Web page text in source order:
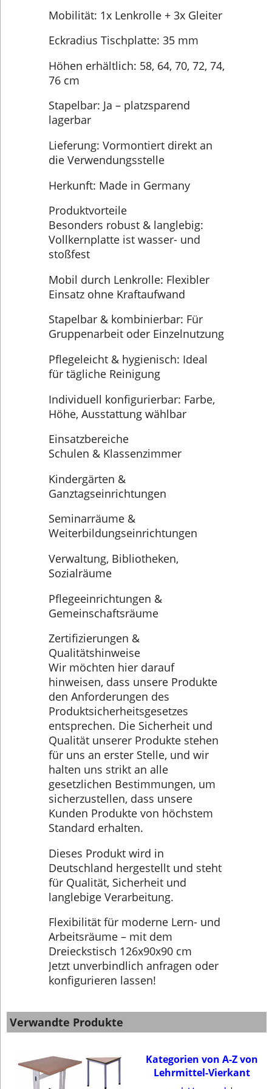
Mobilität: 1x Lenkrolle + 3x Gleiter
Eckradius Tischplatte: 35 mm
Höhen erhältlich: 58, 64, 70, 72, 74,
76 cm
Stapelbar: Ja – platzsparend
lagerbar
Lieferung: Vormontiert direkt an
die Verwendungsstelle
Herkunft: Made in Germany
Produktvorteile
Besonders robust & langlebig:
Vollkernplatte ist wasser- und
stoßfest
Mobil durch Lenkrolle: Flexibler
Einsatz ohne Kraftaufwand
Stapelbar & kombinierbar: Für
Gruppenarbeit oder Einzelnutzung
Pflegeleicht & hygienisch: Ideal
für tägliche Reinigung
Individuell konfigurierbar: Farbe,
Höhe, Ausstattung wählbar
Einsatzbereiche
Schulen & Klassenzimmer
Kindergärten &
Ganztagseinrichtungen
Seminarräume &
Weiterbildungseinrichtungen
Verwaltung, Bibliotheken,
Sozialräume
Pflegeeinrichtungen &
Gemeinschaftsräume
Zertifizierungen &
Qualitätshinweise
Wir möchten hier darauf
hinweisen, dass unsere Produkte
den Anforderungen des
Produktsicherheitsgesetzes
entsprechen. Die Sicherheit und
Qualität unserer Produkte stehen
für uns an erster Stelle, und wir
halten uns strikt an alle
gesetzlichen Bestimmungen, um
sicherzustellen, dass unsere
Kunden Produkte von höchstem
Standard erhalten.
Dieses Produkt wird in
Deutschland hergestellt und steht
für Qualität, Sicherheit und
langlebige Verarbeitung.
Flexibilität für moderne Lern- und
Arbeitsräume – mit dem
Dreieckstisch 126x90x90 cm
Jetzt unverbindlich anfragen oder
konfigurieren lassen!
Verwandte Produkte
Kategorien von A-Z von
Lehrmittel-Vierkant